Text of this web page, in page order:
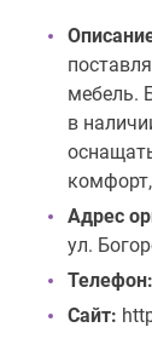
мебель.
в
Адрес
ул.
Телефон:
Сайт: